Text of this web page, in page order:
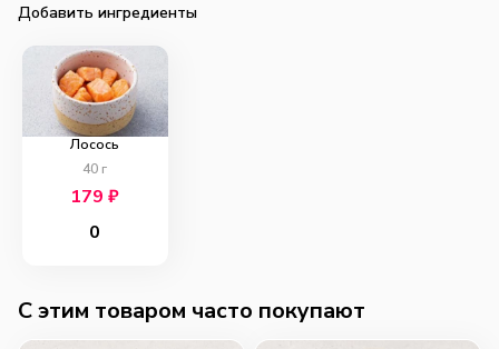
Добавить ингредиенты
Лосось
40 г
179₽
0
C этим товаром часто покупают